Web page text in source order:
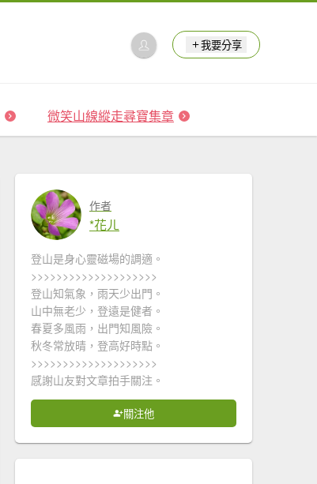
我要分享
微笑山線縱走尋寶集章
作者
*花ㄦ
登山是身心靈磁場的調適。
>>>>>>>>>>>>>>>>>>>>
登山知氣象，雨天少出門。
山中無老少，登遠是健者。
春夏多風雨，出門知風險。
秋冬常放晴，登高好時點。
>>>>>>>>>>>>>>>>>>>>
感謝山友對文章拍手關注。
關注他